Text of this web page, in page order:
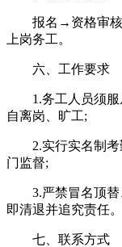
报名→资格审核
上岗务工。
六、工作要求
1.务工人员须服
自离岗、旷工;
2.实行实名制考
门监督;
3.严禁冒名顶替
即清退并追究责任。
七、联系方式